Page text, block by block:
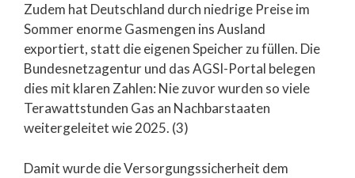
Zudem hat Deutschland durch niedrige Preise im
Sommer enorme Gasmengen ins Ausland
exportiert, statt die eigenen Speicher zu füllen. Die
Bundesnetzagentur und das AGSI-Portal belegen
dies mit klaren Zahlen: Nie zuvor wurden so viele
Terawattstunden Gas an Nachbarstaaten
weitergeleitet wie 2025. (3)
Damit wurde die Versorgungssicherheit dem